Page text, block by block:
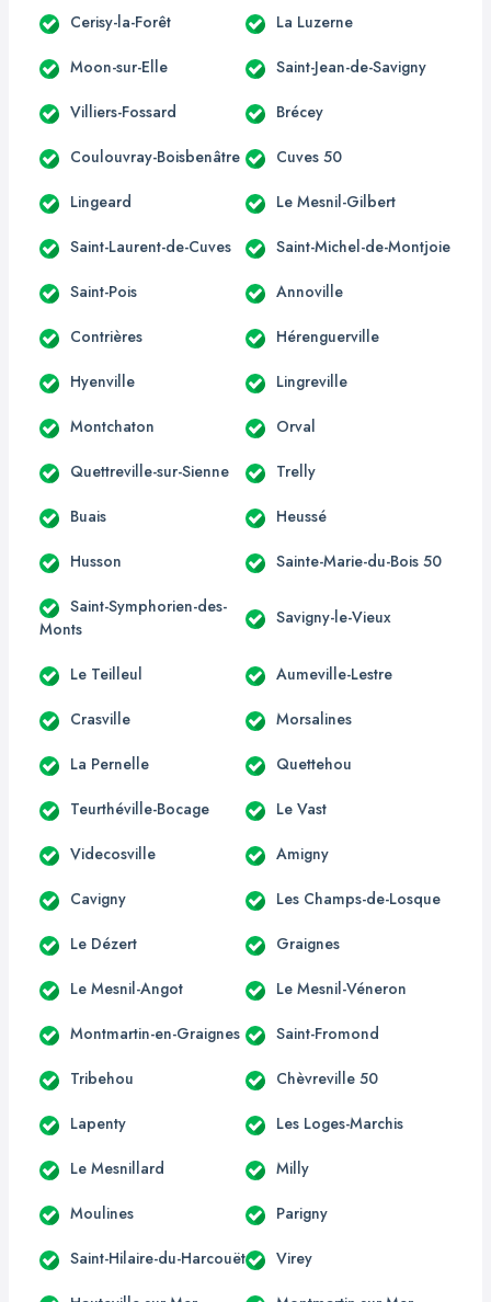
Cerisy-la-Forêt La Luzerne
Moon-sur-Elle Saint-Jean-de-Savigny
Villiers-Fossard Brécey
Coulouvray-Boisbenâtre Cuves 50
Lingeard Le Mesnil-Gilbert
Saint-Laurent-de-Cuves Saint-Michel-de-Montjoie
Saint-Pois Annoville
Contrières Hérenguerville
Hyenville Lingreville
Montchaton Orval
Quettreville-sur-Sienne Trelly
Buais Heussé
Husson Sainte-Marie-du-Bois 50
Saint-Symphorien-des-
Monts
Savigny-le-Vieux
Le Teilleul Aumeville-Lestre
Crasville Morsalines
La Pernelle Quettehou
Teurthéville-Bocage Le Vast
Videcosville Amigny
Cavigny Les Champs-de-Losque
Le Dézert Graignes
Le Mesnil-Angot Le Mesnil-Véneron
Montmartin-en-Graignes Saint-Fromond
Tribehou Chèvreville 50
Lapenty Les Loges-Marchis
Le Mesnillard Milly
Moulines Parigny
Saint-Hilaire-du-Harcouët Virey